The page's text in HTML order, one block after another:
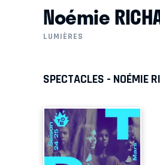
Noémie
LUMIÈRES
SPECTACLES - NOÉMIE